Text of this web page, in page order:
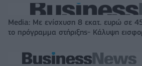
Media: Με ενίσχυση 8 εκατ. ευρώ σε 451
το πρόγραμμα στήριξης- Κάλυψη